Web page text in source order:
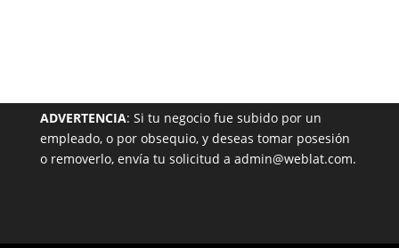
ADVERTENCIA: Si tu negocio fue subido por un
empleado, o por obsequio, y deseas tomar posesión
o removerlo, envía tu solicitud a admin@weblat.com.